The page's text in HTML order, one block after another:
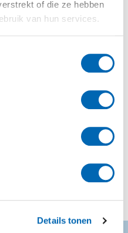
of die ze hebben
van hun services.
Details tonen
met een grote
restaurants,
jezelf en je team! En